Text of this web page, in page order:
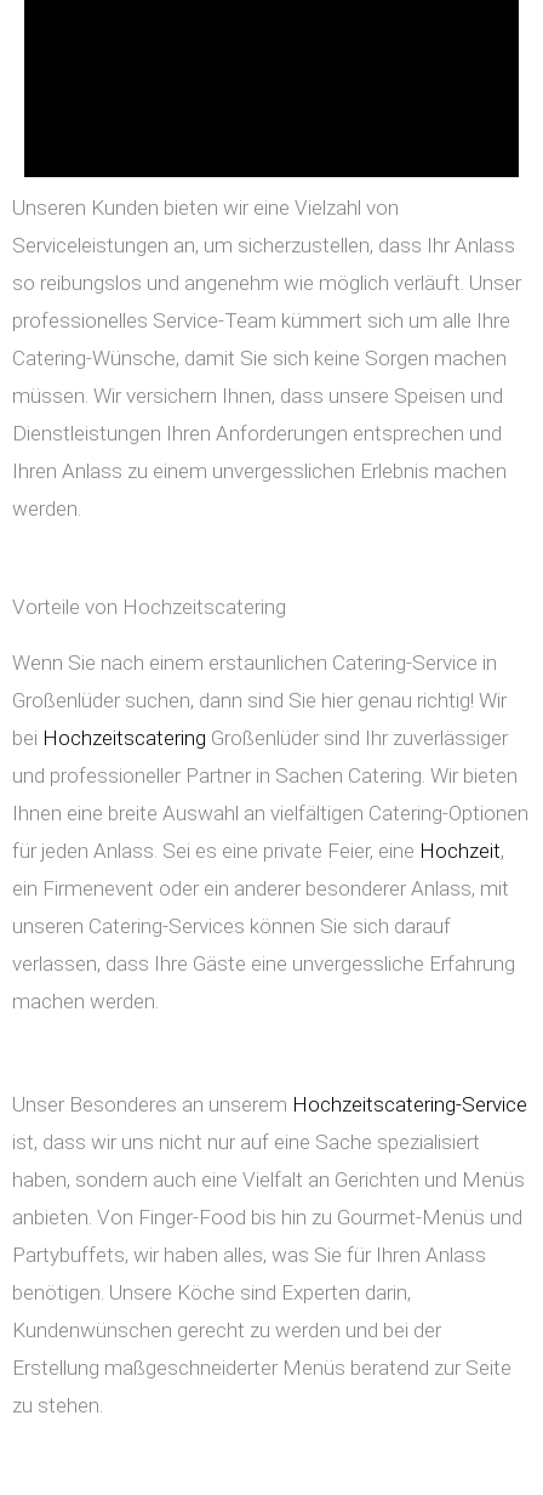
Unseren Kunden bieten wir eine Vielzahl von
Serviceleistungen an, um sicherzustellen, dass Ihr Anlass
so reibungslos und angenehm wie möglich verläuft. Unser
professionelles Service-Team kümmert sich um alle Ihre
Catering-Wünsche, damit Sie sich keine Sorgen machen
müssen. Wir versichern Ihnen, dass unsere Speisen und
Dienstleistungen Ihren Anforderungen entsprechen und
Ihren Anlass zu einem unvergesslichen Erlebnis machen
werden.
Vorteile von Hochzeitscatering
Wenn Sie nach einem erstaunlichen Catering-Service in
Großenlüder suchen, dann sind Sie hier genau richtig! Wir
bei Hochzeitscatering Großenlüder sind Ihr zuverlässiger
und professioneller Partner in Sachen Catering. Wir bieten
Ihnen eine breite Auswahl an vielfältigen Catering-Optionen
für jeden Anlass. Sei es eine private Feier, eine Hochzeit,
ein Firmenevent oder ein anderer besonderer Anlass, mit
unseren Catering-Services können Sie sich darauf
verlassen, dass Ihre Gäste eine unvergessliche Erfahrung
machen werden.
Unser Besonderes an unserem Hochzeitscatering-Service
ist, dass wir uns nicht nur auf eine Sache spezialisiert
haben, sondern auch eine Vielfalt an Gerichten und Menüs
anbieten. Von Finger-Food bis hin zu Gourmet-Menüs und
Partybuffets, wir haben alles, was Sie für Ihren Anlass
benötigen. Unsere Köche sind Experten darin,
Kundenwünschen gerecht zu werden und bei der
Erstellung maßgeschneiderter Menüs beratend zur Seite
zu stehen.